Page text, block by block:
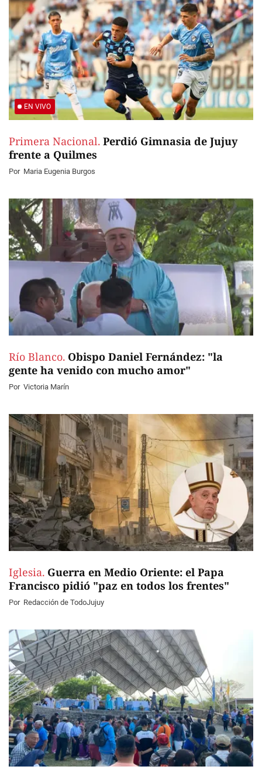
EN VIVO
Primera Nacional. Perdió Gimnasia de Jujuy
frente a Quilmes
Por Maria Eugenia Burgos
Río Blanco. Obispo Daniel Fernández: "la
gente ha venido con mucho amor"
Por Victoria Marín
Iglesia. Guerra en Medio Oriente: el Papa
Francisco pidió "paz en todos los frentes"
Por Redacción de TodoJujuy